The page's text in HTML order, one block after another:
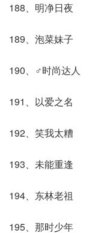
188、明净日夜
189、泡菜妹子
190、♂时尚达人
191、以爱之名
192、笑我太糟
193、未能重逢
194、东林老祖
195、那时少年